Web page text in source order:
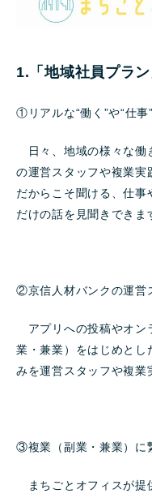
1.「地域社員プラ
①リアルな“働く”や“仕事
日々、地域の様々な働
の運営スタッフや複業実
だからこそ聞ける、仕事
だけの話を見聞きできま
②京信人材バンクの運営
アプリへの投稿やオン
業・兼業）をはじめとし
みを運営スタッフや複業
③複業（副業・兼業）に
まちごとオフィスが提